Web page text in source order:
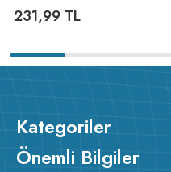
231,99 TL
Kategoriler
Önemli Bilgiler